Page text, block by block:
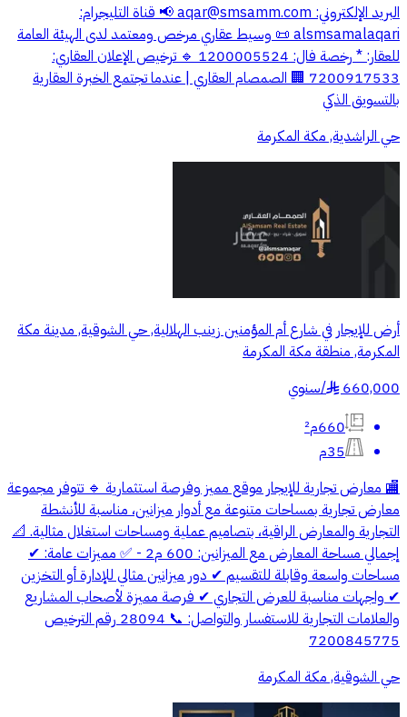
البريد الإلكتروني:aqar@smsamm.com📢 قناة التليجرام:
alsmsamalaqari 📜 وسيط عقاري مرخص ومعتمد لدى الهيئة العامة
للعقار: * رخصة فال: 1200005524 🔹 ترخيص الإعلان العقاري:
7200917533 🏢 الصمصام العقاري | عندما تجتمع الخبرة العقارية
بالتسويق الذكي
حي الراشدية, مكة المكرمة
أرض للإيجار في شارع أم المؤمنين زينب الهلالية, حي الشوقية, مدينة مكة
المكرمة, منطقة مكة المكرمة
660,000
§
/سنوي
660م²
35م
🏬 معارض تجارية للإيجار موقع مميز وفرصة استثمارية 🔹 تتوفر مجموعة
معارض تجارية بمساحات متنوعة مع أدوار ميزانين، مناسبة للأنشطة
التجارية والمعارض الراقية، بتصاميم عملية ومساحات استغلال مثالية. 📐
إجمالي مساحة المعارض مع الميزانين: 600 م2 - ✅ مميزات عامة: ✔
مساحات واسعة وقابلة للتقسيم ✔ دور ميزانين مثالي للإدارة أو التخزين
✔ واجهات مناسبة للعرض التجاري ✔ فرصة مميزة لأصحاب المشاريع
والعلامات التجارية للاستفسار والتواصل: 📞 28094 رقم الترخيص
7200845775
حي الشوقية, مكة المكرمة